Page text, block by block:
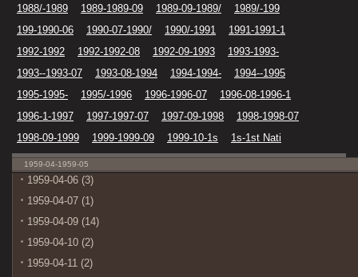
1988/-1989
1989-1989-09 1989-09-1989/
1989/-199
199-1990-06
1990-07-1990/ 1990/-1991
1991-1991-1
1992-1992
1992-1992-08 1992-09-1993
1993-1993-
1993--1993-07
1993-08-1994 1994-1994-
1994--1995
1995-1995-
1995/-1996 1996-1996-07
1996-08-1996-1
1996-1-1997
1997-1997-07 1997-09-1998
1998-1998-07
1998-09-1999
1999-1999-09 1999-10-1s 1s-1st Nati
1959-04-1959-05
1959-04-06 (3)
1959-04-07 (1)
1959-04-09 (14)
1959-04-10 (2)
1959-04-11 (2)